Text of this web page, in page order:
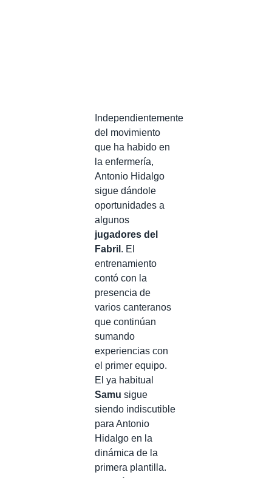
Independientemente
del movimiento
que ha habido en
la enfermería,
Antonio Hidalgo
sigue dándole
oportunidades a
algunos
jugadores del
Fabril . El
entrenamiento
contó con la
presencia de
varios canteranos
que continúan
sumando
experiencias con
el primer equipo.
El ya habitual
Samu sigue
siendo indiscutible
para Antonio
Hidalgo en la
dinámica de la
primera plantilla.